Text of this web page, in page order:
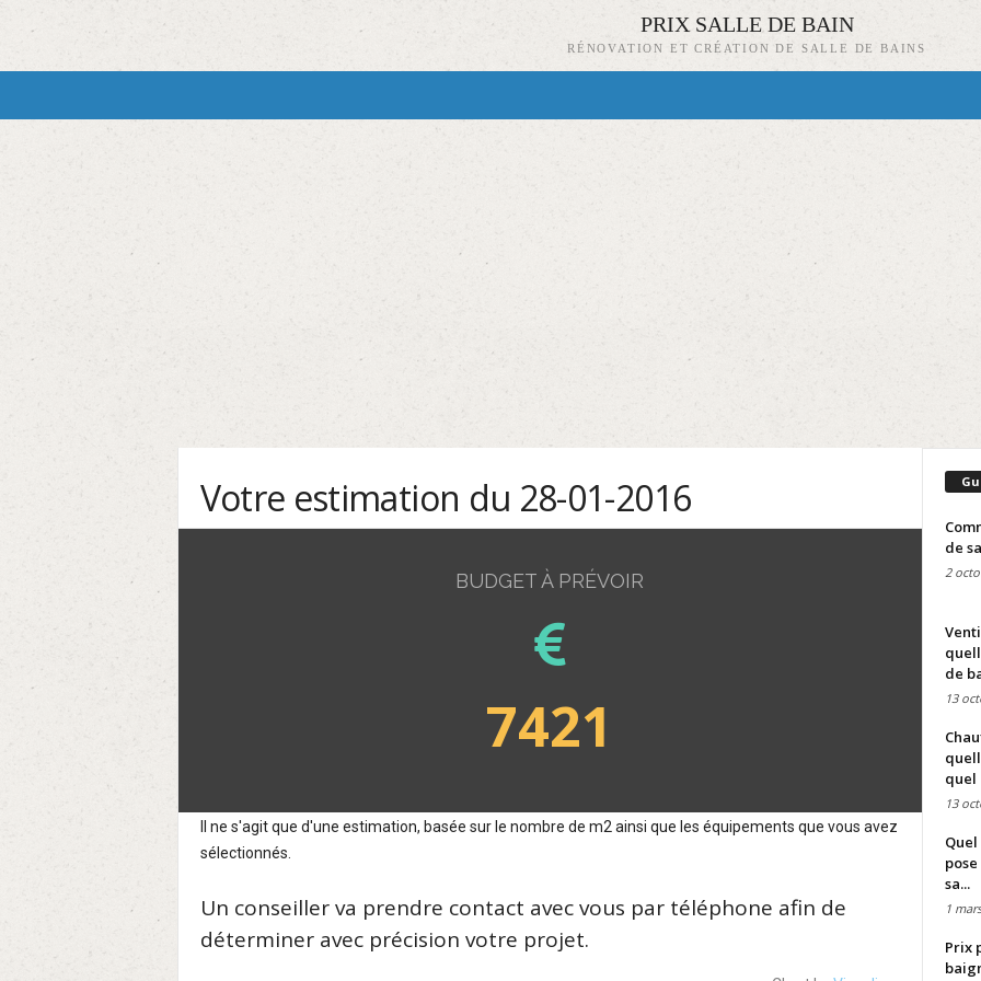
PRIX SALLE DE BAIN
RÉNOVATION ET CRÉATION DE SALLE DE BAINS
Votre estimation du 28-01-2016
BUDGET À PRÉVOIR
7421
Il ne s'agit que d'une estimation, basée sur le nombre de m2 ainsi que les équipements que vous avez
sélectionnés.
Un conseiller va prendre contact avec vous par téléphone afin de
déterminer avec précision votre projet.
de
2
de
13
quel
13
sa...
1
Prix